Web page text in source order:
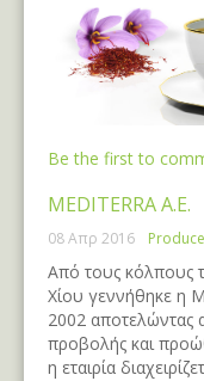
Be the first to
MEDITERRA Α.Ε.
08 Απρ 2016
Από τους κόλπους
Χίου γεννήθηκε η
2002 αποτελώντας
προβολής και
η εταιρία